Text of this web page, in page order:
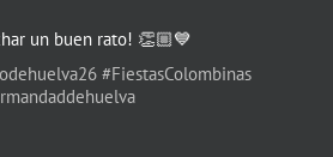
un buen rato! 👏🏼💙
#FiestasColombinas